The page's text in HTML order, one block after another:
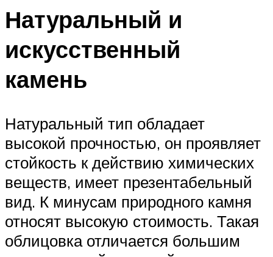
Натуральный и
искусственный
камень
Натуральный тип обладает
высокой прочностью, он проявляет
стойкость к действию химических
веществ, имеет презентабельный
вид. К минусам природного камня
относят высокую стоимость. Такая
облицовка отличается большим